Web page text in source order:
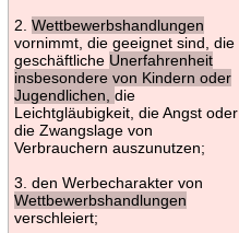
2. Wettbewerbshandlungen
vornimmt, die geeignet sind, die
geschäftliche Unerfahrenheit
insbesondere von Kindern oder
Jugendlichen, die
Leichtgläubigkeit, die Angst oder
die Zwangslage von
Verbrauchern auszunutzen;
3. den Werbecharakter von
Wettbewerbshandlungen
verschleiert;